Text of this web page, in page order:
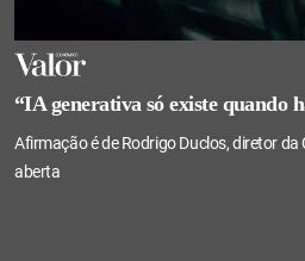
“IA generativa só existe quando
Afirmação é de Rodrigo Duclos, diretor
aberta